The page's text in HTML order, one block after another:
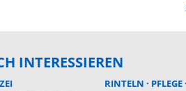
INTERESSIEREN
RINTELN PFLEGE